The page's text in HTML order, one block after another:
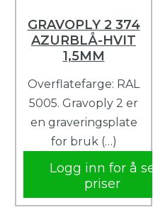
GRAVOPLY 2 374
AZURBLÅ-HVIT
1,5MM
Overflatefarge: RAL
5005. Gravoply 2 er
en graveringsplate
for bruk (…)
Logg inn for å se
priser